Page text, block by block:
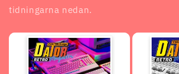
tidningarna nedan.